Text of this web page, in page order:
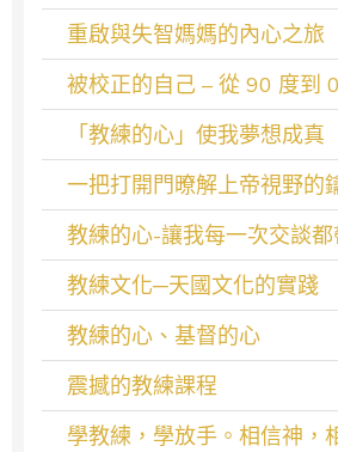
重啟與失智媽媽的內心之旅
被校正的自己 – 從 90 度到
「教練的心」使我夢想成真
一把打開門暸解上帝視野的
教練的心-讓我每一次交談
教練文化─天國文化的實踐
教練的心、基督的心
震撼的教練課程
學教練，學放手。相信神，